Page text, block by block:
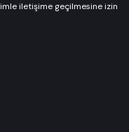
iletişime geçilmesine izin